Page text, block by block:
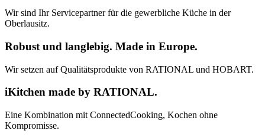
Wir sind Ihr Servicepartner für die gewerbliche Küche in der
Oberlausitz.
Robust und langlebig. Made in Europe.
Wir setzen auf Qualitätsprodukte von RATIONAL und HOBART.
iKitchen made by RATIONAL.
Eine Kombination mit ConnectedCooking, Kochen ohne
Kompromisse.